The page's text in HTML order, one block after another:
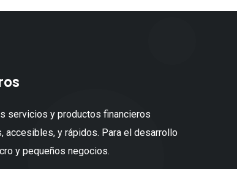
servicios y productos financieros
accesibles, y rápidos. Para el desarrollo
y pequeños negocios.